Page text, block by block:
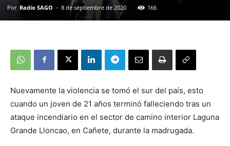
Por Radio SAGO - 8 de septiembre de 2020 166
Nuevamente la violencia se tomó el sur del país, esto
cuando un joven de 21 años terminó falleciendo tras un
ataque incendiario en el sector de camino interior Laguna
Grande Lloncao, en Cañete, durante la madrugada.